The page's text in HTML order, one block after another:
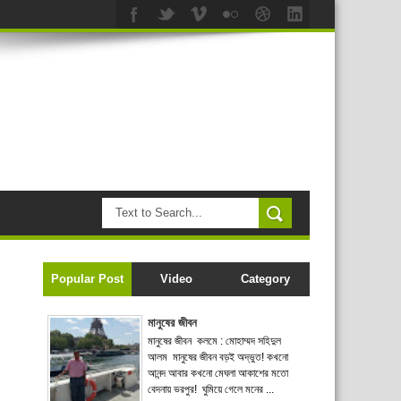
Popular Post Video Category
মানুষের জীবন
মানুষের জীবন কলমে : মোহাম্মদ সহিদুল
আলম মানুষের জীবন বড়ই অদ্ভুত! কখনো
আনন্দ আবার কখনো মেঘলা আকাশের মতো
বেদনায় ভরপুর! ঘুমিয়ে গেলে মনের ...